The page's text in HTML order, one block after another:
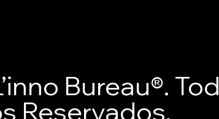
Bureau®.
Reservados.